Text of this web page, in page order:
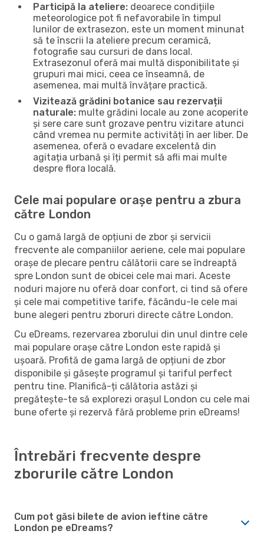
Participă la ateliere: deoarece condițiile
meteorologice pot fi nefavorabile în timpul
lunilor de extrasezon, este un moment minunat
să te înscrii la ateliere precum ceramică,
fotografie sau cursuri de dans local.
Extrasezonul oferă mai multă disponibilitate și
grupuri mai mici, ceea ce înseamnă, de
asemenea, mai multă învățare practică.
Vizitează grădini botanice sau rezervații
naturale: multe grădini locale au zone acoperite
și sere care sunt grozave pentru vizitare atunci
când vremea nu permite activități în aer liber. De
asemenea, oferă o evadare excelentă din
agitația urbană și îți permit să afli mai multe
despre flora locală.
Cele mai populare orașe pentru a zbura
către London
Cu o gamă largă de opțiuni de zbor și servicii
frecvente ale companiilor aeriene, cele mai populare
orașe de plecare pentru călătorii care se îndreaptă
spre London sunt de obicei cele mai mari. Aceste
noduri majore nu oferă doar confort, ci tind să ofere
și cele mai competitive tarife, făcându-le cele mai
bune alegeri pentru zboruri directe către London.
Cu eDreams, rezervarea zborului din unul dintre cele
mai populare orașe către London este rapidă și
ușoară. Profită de gama largă de opțiuni de zbor
disponibile și găsește programul și tariful perfect
pentru tine. Planifică-ți călătoria astăzi și
pregătește-te să explorezi orașul London cu cele mai
bune oferte și rezervă fără probleme prin eDreams!
Întrebări frecvente despre
zborurile către London
Cum pot găsi bilete de avion ieftine către
London pe eDreams?